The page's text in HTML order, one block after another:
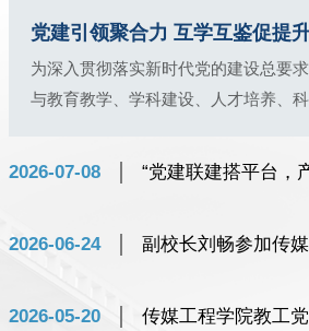
党建引领聚合力 互学互鉴促提
为深入贯彻落实新时代党的建设总要
与教育教学、学科建设、人才培养、
2026-07-08 “党建联建搭平台，
2026-06-24
2026-05-20